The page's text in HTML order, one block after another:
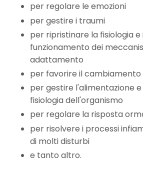
per regolare le emozioni
per gestire i traumi
per ripristinare la fisiologia
funzionamento dei
adattamento
per favorire il cambiamento
per gestire l'alimentazione
fisiologia dell'organismo
per regolare la risposta
per risolvere i processi
di molti disturbi
e tanto altro.